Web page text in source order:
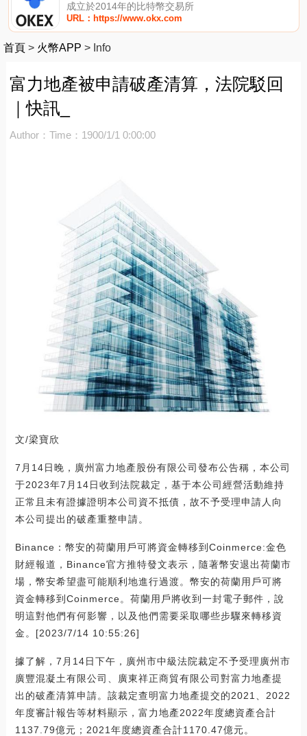
成立於2014年的比特幣交易所
URL：https://www.okx.com
首頁 > 火幣APP > Info
富力地產被申請破產清算，法院駁回
｜快訊_
Author： Time：1900/1/1 0:00:00
文/梁寶欣
7月14日晚，廣州富力地產股份有限公司發布公告稱，本公司
于2023年7月14日收到法院裁定，基于本公司經營活動維持
正常且未有證據證明本公司資不抵債，故不予受理申請人向
本公司提出的破產重整申請。
Binance：幣安的荷蘭用戶可將資金轉移到Coinmerce:金色
財經報道，Binance官方推特發文表示，隨著幣安退出荷蘭市
場，幣安希望盡可能順利地進行過渡。幣安的荷蘭用戶可將
資金轉移到Coinmerce。荷蘭用戶將收到一封電子郵件，說
明這對他們有何影響，以及他們需要采取哪些步驟來轉移資
金。[2023/7/14 10:55:26]
據了解，7月14日下午，廣州市中級法院裁定不予受理廣州市
廣豐混凝土有限公司、廣東祥正商貿有限公司對富力地產提
出的破產清算申請。該裁定查明富力地產提交的2021、2022
年度審計報告等材料顯示，富力地產2022年度總資產合計
1137.79億元；2021年度總資產合計1170.47億元。